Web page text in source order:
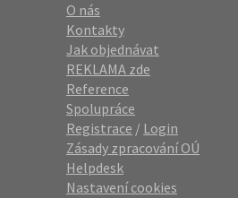
O nás
Kontakty
Jak objednávat
REKLAMA zde
Reference
Spolupráce
Registrace / Login
Zásady zpracování OÚ
Helpdesk
Nastavení cookies